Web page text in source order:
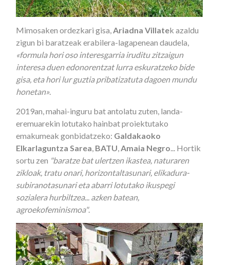
Mimosaken ordezkari gisa, Ariadna Villatek azaldu
zigun bi baratzeak erabilera-lagapenean daudela,
«formula hori oso interesgarria iruditu zitzaigun
interesa duen edonorentzat lurra eskuratzeko bide
gisa, eta hori lur guztia pribatizatuta dagoen mundu
honetan».
2019an, mahai-inguru bat antolatu zuten, landa-
eremuarekin lotutako hainbat proiektutako
emakumeak gonbidatzeko: Galdakaoko
Elkarlaguntza Sarea BATU Amaia Negro ... Hortik
sortu zen "baratze bat ulertzen ikastea, naturaren
zikloak, tratu onari, horizontaltasunari, elikadura-
subiranotasunari eta abarri lotutako ikuspegi
sozialera hurbiltzea... azken batean,
agroekofeminismoa".